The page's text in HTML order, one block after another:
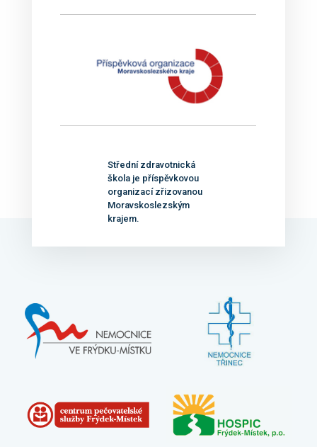
Střední zdravotnická
škola je příspěvkovou
organizací zřizovanou
Moravskoslezským
krajem.